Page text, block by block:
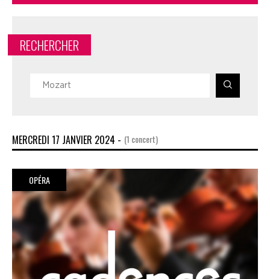
MERCREDI 17 JANVIER 2024 - (1 concert)
OPÉRA
RECHERCHER